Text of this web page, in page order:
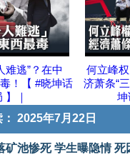
难逃”？在中
！【 #晓坤话
】｜
何立峰
济萧条“
坤
2025年7月22日
矿池惨死 学生曝隐情 死